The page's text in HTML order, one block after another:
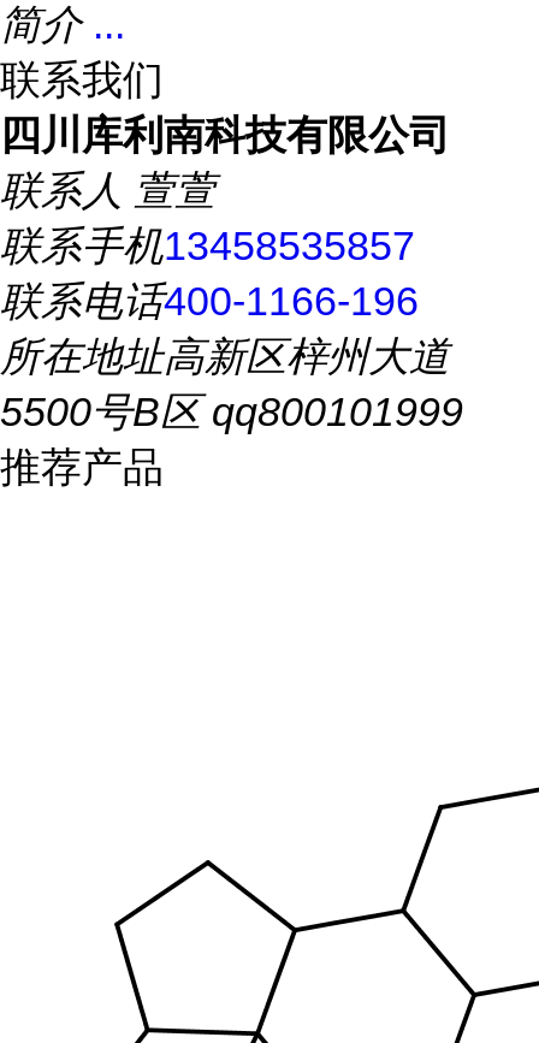
简介 ...
联系我们
四川库利南科技有限公司
联系人 萱萱
联系手机13458535857
联系电话400-1166-196
所在地址高新区梓州大道
5500号B区 qq800101999
推荐产品